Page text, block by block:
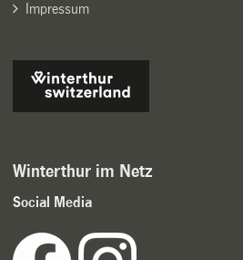
Impressum
Winterthur im Netz
Social Media